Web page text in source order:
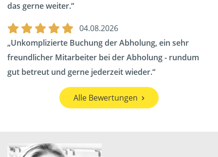
das gerne weiter.
04.08.2026
Unkomplizierte Buchung der Abholung, ein sehr
freundlicher Mitarbeiter bei der Abholung - rundum
gut betreut und gerne jederzeit wieder.
Alle Bewertungen